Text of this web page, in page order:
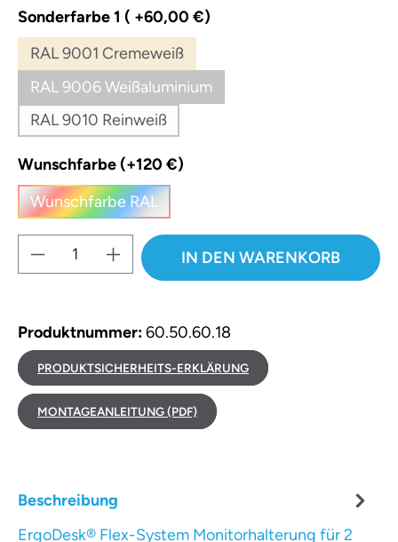
Sonderfarbe 1 ( +60,00 €)
RAL 9001 Cremeweiß
(Diese Option ist zurzeit nicht verfügbar.)
RAL 9006 Weißaluminium
RAL 9010 Reinweiß
(Diese Option ist zurzeit nicht verfügbar.)
Wunschfarbe (+120 €)
Wunschfarbe RAL
(Diese Option ist zurzeit nicht verfügbar.)
Produkt Anzahl: Gib denIN DEN WARENKORB
Produktnummer:60.50.60.18
PRODUKTSICHERHEITS-ERKLÄRUNG
MONTAGEANLEITUNG (PDF)
Beschreibung
ErgoDesk® Flex-System Monitorhalterung für 2